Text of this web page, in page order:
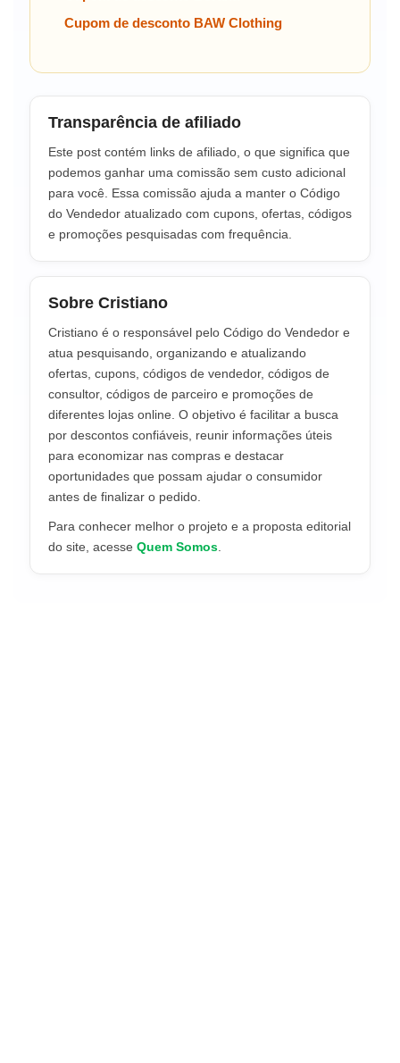
Cupom de desconto BAW Clothing
Transparência de afiliado
Este post contém links de afiliado, o que significa que
podemos ganhar uma comissão sem custo adicional
para você. Essa comissão ajuda a manter o Código
do Vendedor atualizado com cupons, ofertas, códigos
e promoções pesquisadas com frequência.
Sobre Cristiano
Cristiano é o responsável pelo Código do Vendedor e
atua pesquisando, organizando e atualizando
ofertas, cupons, códigos de vendedor, códigos de
consultor, códigos de parceiro e promoções de
diferentes lojas online. O objetivo é facilitar a busca
por descontos confiáveis, reunir informações úteis
para economizar nas compras e destacar
oportunidades que possam ajudar o consumidor
antes de finalizar o pedido.
Para conhecer melhor o projeto e a proposta editorial
do site, acesse Quem Somos